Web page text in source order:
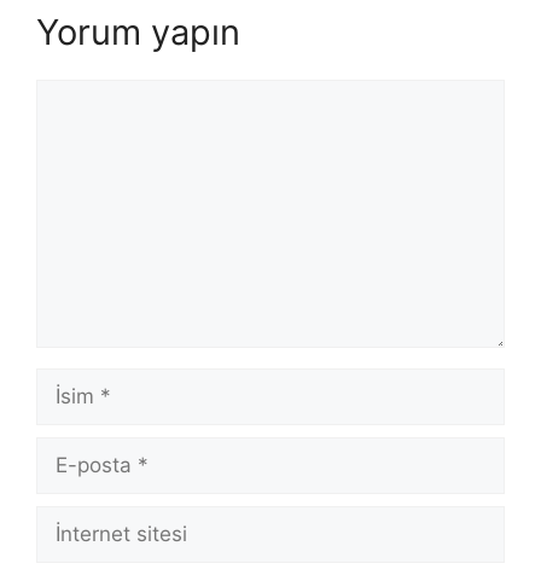
Yorum yapın
İsim
posta
İnternet